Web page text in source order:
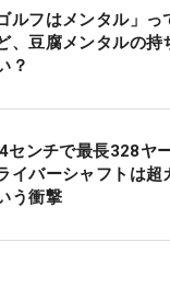
ゴルフはメンタル」
、豆腐メンタルの持
？
センチで最長328ヤ
イバーシャフトは超
う衝撃